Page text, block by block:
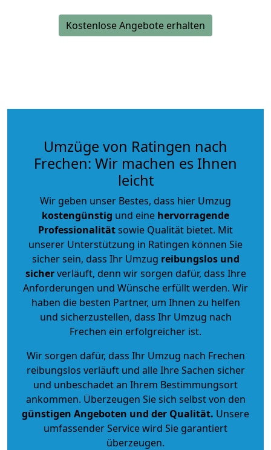
Kostenlose Angebote erhalten
Umzüge von Ratingen nach
Frechen: Wir machen es Ihnen
leicht
Wir geben unser Bestes, dass hier Umzug
kostengünstig und eine hervorragende
Professionalitätsowie Qualität bietet. Mit
unserer Unterstützung in Ratingen können Sie
sicher sein, dass Ihr Umzug reibungslos und
sicherverläuft, denn wir sorgen dafür, dass Ihre
Anforderungen und Wünsche erfüllt werden. Wir
haben die besten Partner, um Ihnen zu helfen
und sicherzustellen, dass Ihr Umzug nach
Frechen ein erfolgreicher ist.
Wir sorgen dafür, dass Ihr Umzug nach Frechen
reibungslos verläuft und alle Ihre Sachen sicher
und unbeschadet an Ihrem Bestimmungsort
ankommen. Überzeugen Sie sich selbst von den
günstigen Angeboten und der Qualität. Unsere
umfassender Service wird Sie garantiert
überzeugen.